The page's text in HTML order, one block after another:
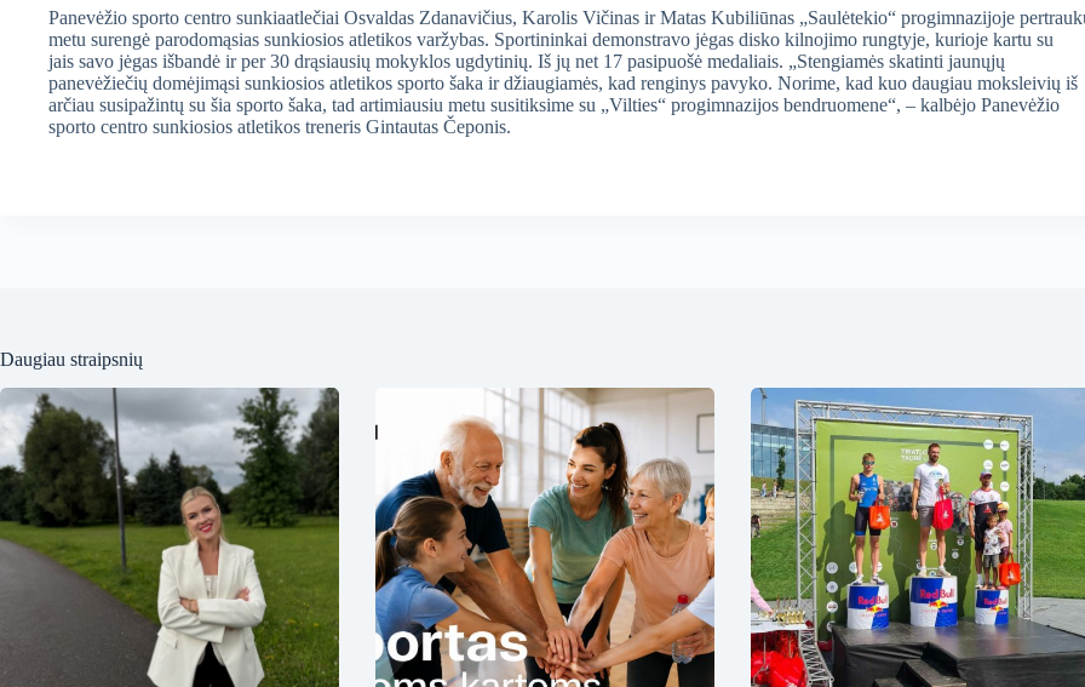
Panevėžio sporto centro sunkiaatlečiai Osvaldas Zdanavičius, Karolis Vičinas ir Matas Kubiliūnas „Saulėtekio“ progimnazijoje
metu surengė parodomąsias sunkiosios atletikos varžybas. Sportininkai demonstravo jėgas disko kilnojimo rungtyje, kurioje kartu su
jais savo jėgas išbandė ir per 30 drąsiausių mokyklos ugdytinių. Iš jų net 17 pasipuošė medaliais. „Stengiamės skatinti jaunųjų
panevėžiečių domėjimąsi sunkiosios atletikos sporto šaka ir džiaugiamės, kad renginys pavyko. Norime, kad kuo daugiau moksleivių iš
arčiau susipažintų su šia sporto šaka, tad artimiausiu metu susitiksime su „Vilties“ progimnazijos bendruomene“, – kalbėjo Panevėžio
sporto centro sunkiosios atletikos treneris Gintautas Čeponis.
Daugiau straipsnių